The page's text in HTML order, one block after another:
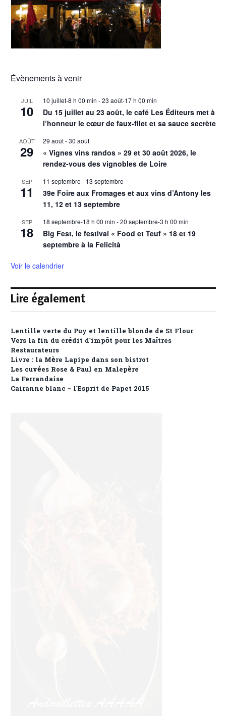
Évènements à venir
JUIL
10
10 juillet-8 h 00 min -23 août-17 h 00 min
Du 15 juillet au 23 août, le café Les Éditeurs met à
l’honneur le cœur de faux-filet et sa sauce secrète
AOÛT
29
29 août-30 août
« Vignes vins randos » 29 et 30 août 2026, le
rendez-vous des vignobles de Loire
SEP
11
11 septembre - 13 septembre
39e Foire aux Fromages et aux vins d’Antony les
11, 12 et 13 septembre
SEP
18
18 septembre-18 h 00 min -20 septembre-3 h 00 min
Big Fest, le festival « Food et Teuf » 18 et 19
septembre à la Felicità
Voir le calendrier
Lire également
Lentille verte du Puy et lentille blonde de St Flour
Vers la fin du crédit d’impôt pour les Maîtres
Restaurateurs
Livre : la Mère Lapipe dans son bistrot
Les cuvées Rose & Paul en Malepère
La Ferrandaise
Cairanne blanc – l’Esprit de Papet 2015